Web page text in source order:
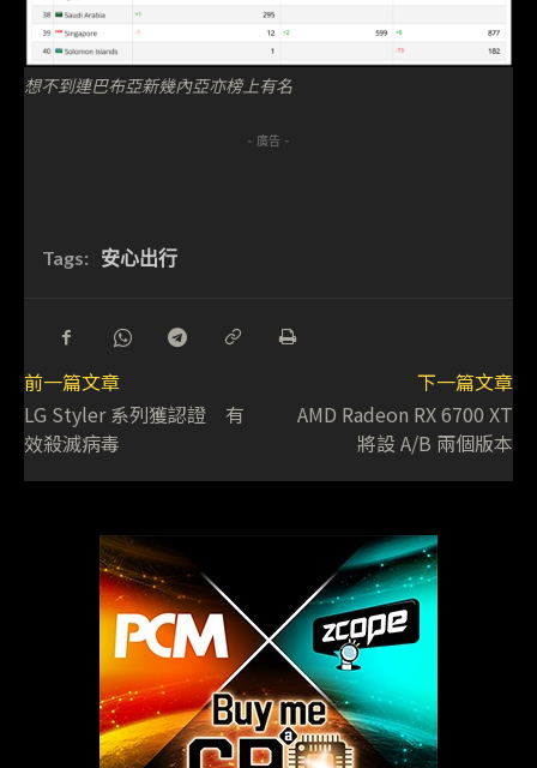
想不到連巴布亞新幾內亞亦榜上有名
- 廣告 -
Tags: 安心出行
前一篇文章
LG Styler 系列獲認證 有
效殺滅病毒
下一篇文章
AMD Radeon RX 6700 XT
將設 A/B 兩個版本